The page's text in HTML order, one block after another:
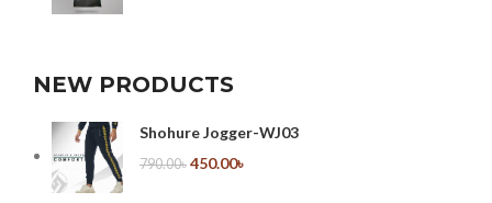
NEW PRODUCTS
Shohure Jogger-WJ03
790.00৳ 450.00৳